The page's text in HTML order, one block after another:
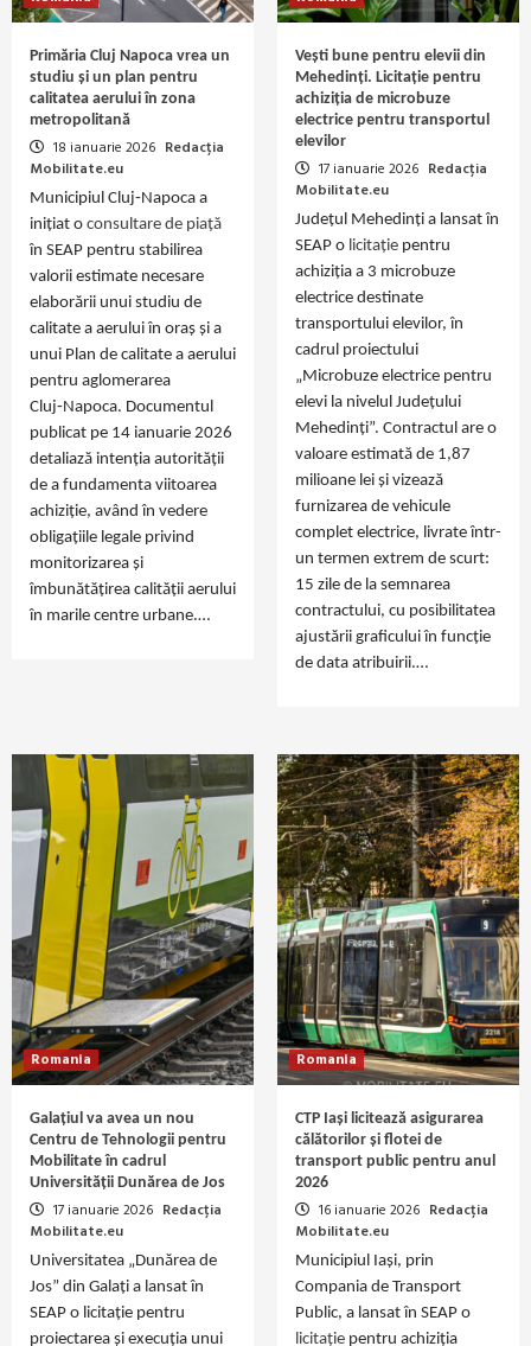
Primăria Cluj Napoca vrea un
studiu și un plan pentru
calitatea aerului în zona
metropolitană
18 ianuarie 2026 Redacția
Mobilitate.eu
Municipiul Cluj‑Napoca a
inițiat o consultare de piață
în SEAP pentru stabilirea
valorii estimate necesare
elaborării unui studiu de
calitate a aerului în oraș și a
unui Plan de calitate a aerului
pentru aglomerarea
Cluj‑Napoca. Documentul
publicat pe 14 ianuarie 2026
detaliază intenția autorității
de a fundamenta viitoarea
achiziție, având în vedere
obligațiile legale privind
monitorizarea și
îmbunătățirea calității aerului
în marile centre urbane.…
Vești bune pentru elevii din
Mehedinți. Licitație pentru
achiziția de microbuze
electrice pentru transportul
elevilor
17 ianuarie 2026 Redacția
Mobilitate.eu
Județul Mehedinți a lansat în
SEAP o licitație pentru
achiziția a 3 microbuze
electrice destinate
transportului elevilor, în
cadrul proiectului
„Microbuze electrice pentru
elevi la nivelul Județului
Mehedinți”. Contractul are o
valoare estimată de 1,87
milioane lei și vizează
furnizarea de vehicule
complet electrice, livrate într-
un termen extrem de scurt:
15 zile de la semnarea
contractului, cu posibilitatea
ajustării graficului în funcție
de data atribuirii.…
Romania
Galațiul va avea un nou
Centru de Tehnologii pentru
Mobilitate în cadrul
Universității Dunărea de Jos
17 ianuarie 2026 Redacția
Mobilitate.eu
Universitatea „Dunărea de
Jos” din Galați a lansat în
SEAP o licitație pentru
proiectarea și execuția unui
Romania
CTP Iași licitează asigurarea
călătorilor și flotei de
transport public pentru anul
2026
16 ianuarie 2026 Redacția
Mobilitate.eu
Municipiul Iași, prin
Compania de Transport
Public, a lansat în SEAP o
licitație pentru achiziția